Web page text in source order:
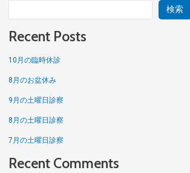
検索
Recent Posts
10月の臨時休診
8月のお盆休み
9月の土曜日診察
8月の土曜日診察
7月の土曜日診察
Recent Comments